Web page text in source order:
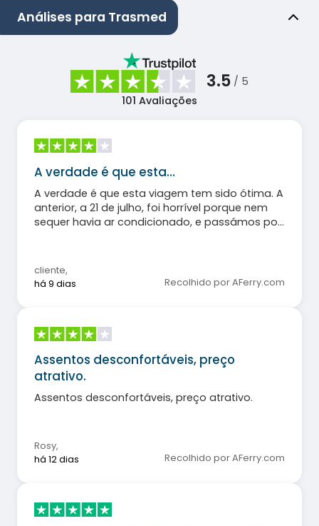
Análises para Trasmed
3.5 / 5
101 Avaliações
A verdade é que esta…
A verdade é que esta viagem tem sido ótima. A
anterior, a 21 de julho, foi horrível porque nem
sequer havia ar condicionado, e passámos por
cliente,
há 9 dias
Recolhido por AFerry.com
Assentos desconfortáveis, preço
atrativo.
Assentos desconfortáveis, preço atrativo.
Rosy,
há 12 dias
Recolhido por AFerry.com